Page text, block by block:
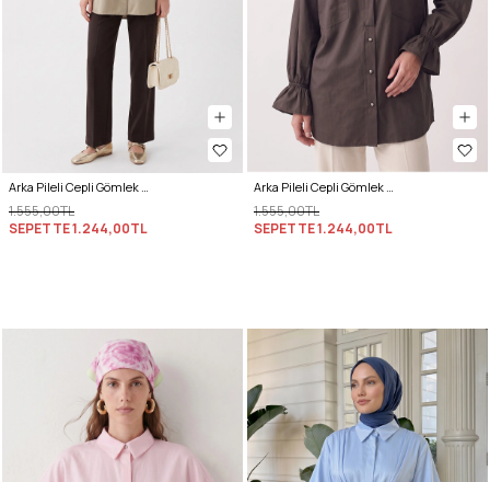
1.555,00TL
SEPETTE1.244,00TL
1.555,00TL
SEPETTE1.244,00TL